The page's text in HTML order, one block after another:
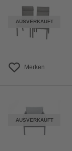
AUSVERKAUFT
Merken
AUSVERKAUFT